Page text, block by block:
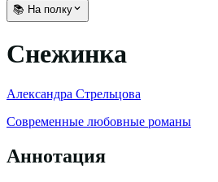
📚 На полку
Снежинка
Александра Стрельцова
Современные любовные романы
Аннотация